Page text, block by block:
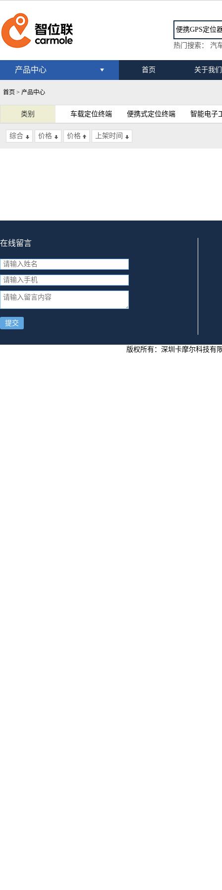
热门搜索： 汽
产品中心 首页 关于我们
首页 > 产品中心
类别 车载定位终端 便携式定位终端 智能电子
综合 价格 价格 上架时间
在线留言
提交
版权所有： 深圳卡摩尔科技